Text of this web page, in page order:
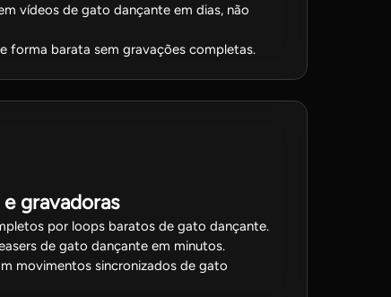
vídeos de gato dançante em dias, não
forma barata sem gravações completas.
gravadoras
por loops baratos de gato dançante.
de gato dançante em minutos.
movimentos sincronizados de gato